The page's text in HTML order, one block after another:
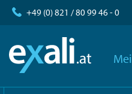
+49 (0) 821 / 80 99 46 - 0